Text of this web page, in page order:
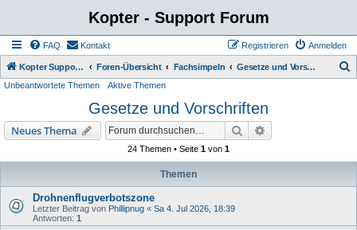
Kopter - Support Forum
FAQ Kontakt Anmelden
Registrieren
Kopter Support - von Anwendern für Anwender. Foren-Übersicht Fachsimpeln Gesetze und Vorschriften
Unbeantwortete Themen Aktive Themen
Gesetze und Vorschriften
Neues Thema Suche
24 Themen • Seite 1 von 1
Themen
Drohnenflugverbotszone
Letzter Beitrag von Phillipnug « Sa 4. Jul 2026, 18:39
Antworten: 1